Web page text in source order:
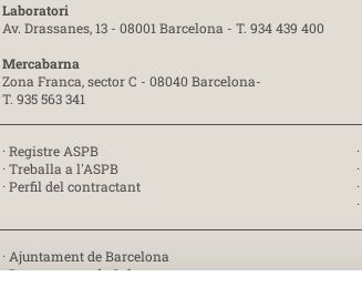
Laboratori
Av. Drassanes, 13 - 08001 Barcelona - T. 934 439 400
Mercabarna
Zona Franca, sector C - 08040 Barcelona-
T. 935 563 341
· Registre ASPB
· Treballa a l'ASPB
· Perfil del contractant
·
·
·
·
· Ajuntament de Barcelona
·Departament de Salut